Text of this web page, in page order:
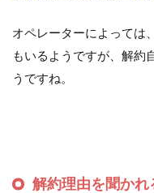
オペレーターによっては
もいるようですが、解約
うですね。
解約理由を聞かれ